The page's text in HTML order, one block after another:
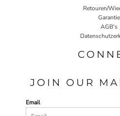
Retouren/
Garantie
AGB's
JOIN OUR
Email